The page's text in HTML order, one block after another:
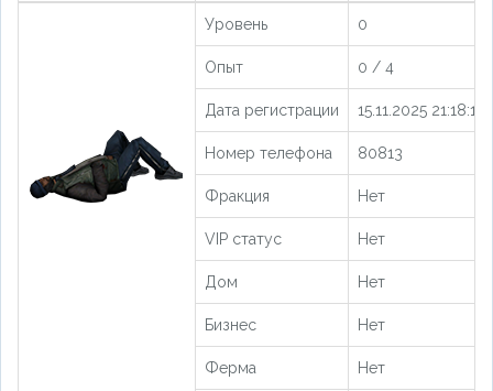
Уровень 0
Опыт 0 / 4
Дата регистрации 15.11.2025 21:18:19
Номер телефона 80813
Фракция Нет
VIP статус Нет
Дом Нет
Бизнес Нет
Ферма Нет